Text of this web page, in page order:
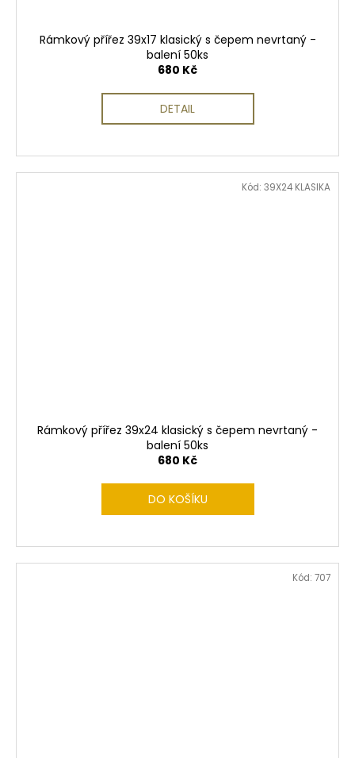
Rámkový přířez 39x17 klasický s čepem nevrtaný -
balení 50ks
680 Kč
DETAIL
Rámkový přířez 39x24 klasický s čepem nevrtaný -
balení 50ks
680 Kč
DO KOŠÍKU
Kód: 39X24 KLASIKA
Kód: 707